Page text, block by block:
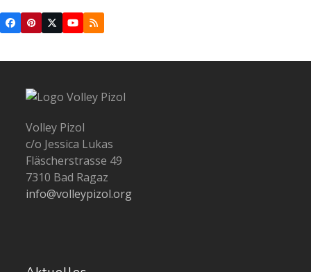
Facebook
Pinterest
Twitter
(deprecated)
YouTube
RSS
Volley Pizol
c/o Jessica Lukas
Fläscherstrasse 49
7310 Bad Ragaz
info@volleypizol.org